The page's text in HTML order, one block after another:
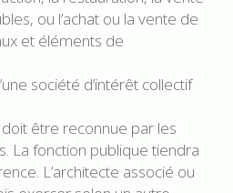
ou l’achat ou la vente de
et éléments de
société d’intérêt collectif
doit être reconnue par les
La fonction publique tiendra
L’architecte associé ou